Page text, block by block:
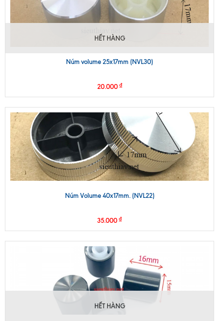
Núm volume 25x17mm (NVL30)
20.000 ₫
HẾT HÀNG
Núm Volume 40x17mm. (NVL22)
35.000 ₫
HẾT HÀNG